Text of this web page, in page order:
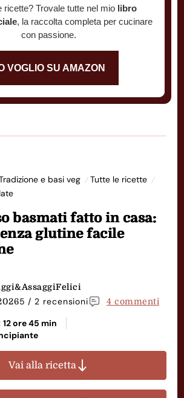
ricette? Trovale tutte nel mio libro
, la raccolta completa per cucinare
con passione.
VOGLIO SU AMAZON
e basi veg
Tutte le ricette
basmati fatto in casa:
glutine facile
5 / 2 recensioni 4 commenti
12 ore 45 min
Vai alla ricetta